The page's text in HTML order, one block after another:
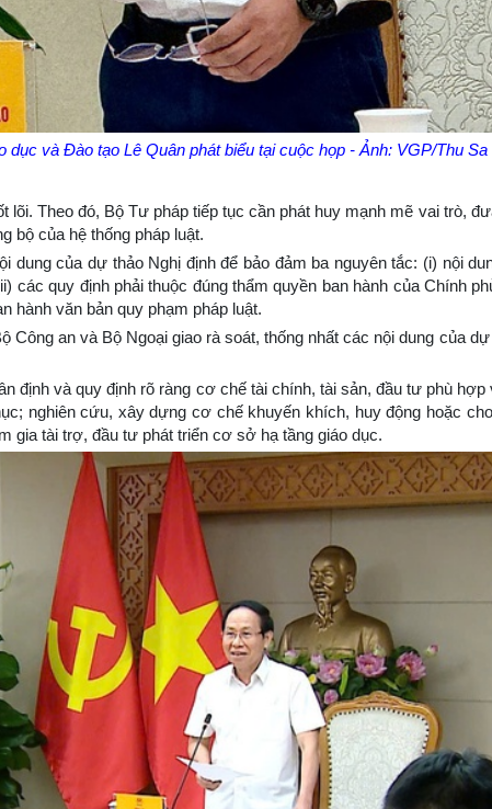
dục và Đào tạo Lê Quân phát biểu tại cuộc họp - Ảnh: VGP/Thu Sa
Theo đó, Bộ Tư pháp tiếp tục cần phát huy mạnh mẽ vai trò,
bộ của hệ thống pháp luật.
của dự thảo Nghị định để bảo đảm ba nguyên tắc: (i) nội
các quy định phải thuộc đúng thẩm quyền ban hành của Chính
hành văn bản quy phạm pháp luật.
an và Bộ Ngoại giao rà soát, thống nhất các nội dung của
định và quy định rõ ràng cơ chế tài chính, tài sản, đầu tư phù
nghiên cứu, xây dựng cơ chế khuyến khích, huy động hoặc
gia tài trợ, đầu tư phát triển cơ sở hạ tầng giáo dục.